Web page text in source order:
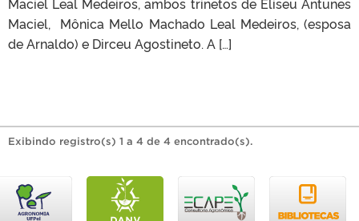
Maciel, Mônica Mello Machado Leal Medeiros, (esposa
de Arnaldo) e Dirceu Agostineto. A […]
Exibindo registro(s) 1 a 4 de 4 encontrado(s).